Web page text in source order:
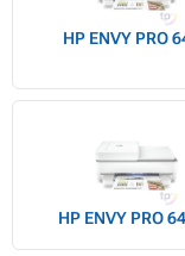
HP ENVY PRO
HP ENVY PRO